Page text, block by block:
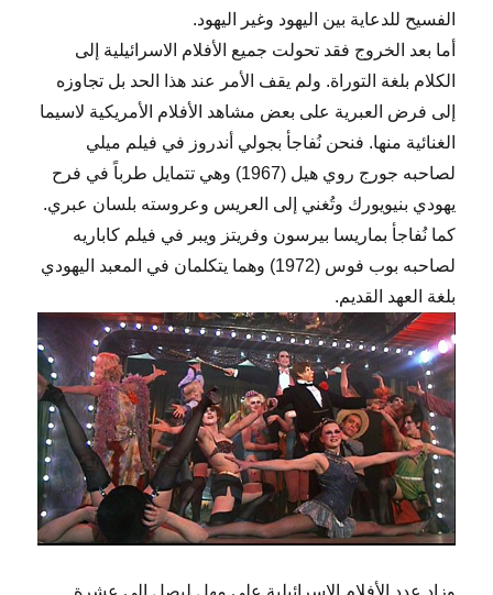
الفسيح للدعاية بين اليهود وغير اليهود.
أما بعد الخروج فقد تحولت جميع الأفلام الاسرائيلية إلى
الكلام بلغة التوراة. ولم يقف الأمر عند هذا الحد بل تجاوزه
إلى فرض العبرية على بعض مشاهد الأفلام الأمريكية لاسيما
الغنائية منها. فنحن نُفاجأ بجولي أندروز في فيلم ميلي
لصاحبه جورج روي هيل (1967) وهي تتمايل طرباً في فرح
يهودي بنيويورك وتُغني إلى العريس وعروسته بلسان عبري.
كما نُفاجأ بماريسا بيرسون وفريتز ويبر في فيلم كاباريه
لصاحبه بوب فوس (1972) وهما يتكلمان في المعبد اليهودي
بلغة العهد القديم.
وزاد عدد الأفلام الاسرائيلية على مهل ليصل إلى عشرة